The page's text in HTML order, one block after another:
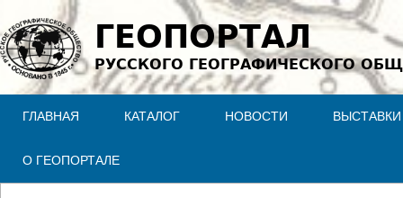
Jump to navigation
ГЕОПОРТАЛ
РУССКОГО ГЕОГРАФИЧЕСКОГО
ГЛАВНАЯ КАТАЛОГ НОВОСТИ ВЫСТАВКИ
О ГЕОПОРТАЛЕ